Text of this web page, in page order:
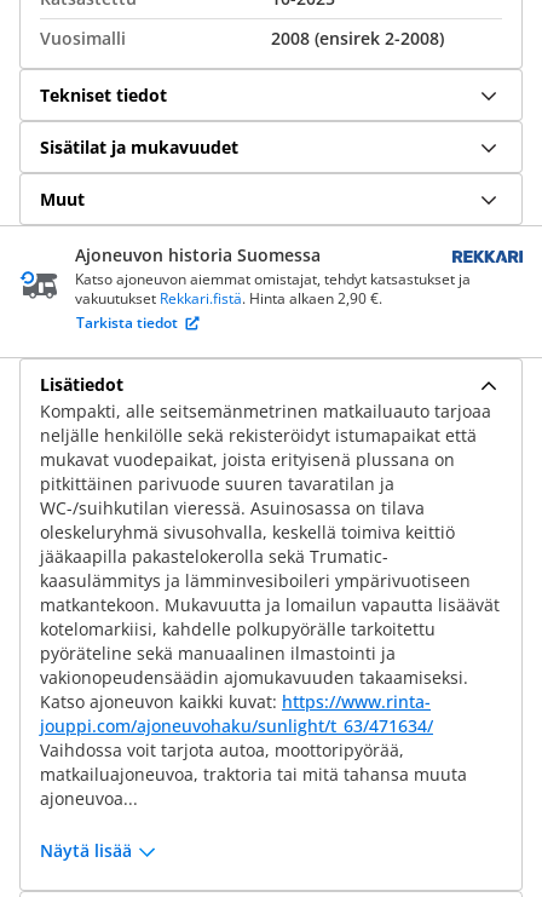
Vuosimalli
2008 (ensirek 2-2008)
Tekniset tiedot
Sisätilat ja mukavuudet
Muut
Ajoneuvon historia Suomessa
Katso ajoneuvon aiemmat omistajat, tehdyt katsastukset ja
vakuutukset Rekkari.fistä. Hinta alkaen 2,90 €.
Tarkista tiedot
Lisätiedot
Kompakti, alle seitsemänmetrinen matkailuauto tarjoaa
neljälle henkilölle sekä rekisteröidyt istumapaikat että
mukavat vuodepaikat, joista erityisenä plussana on
pitkittäinen parivuode suuren tavaratilan ja
WC-/suihkutilan vieressä. Asuinosassa on tilava
oleskeluryhmä sivusohvalla, keskellä toimiva keittiö
jääkaapilla pakastelokerolla sekä Trumatic-
kaasulämmitys ja lämminvesiboileri ympärivuotiseen
matkantekoon. Mukavuutta ja lomailun vapautta lisäävät
kotelomarkiisi, kahdelle polkupyörälle tarkoitettu
pyöräteline sekä manuaalinen ilmastointi ja
vakionopeudensäädin ajomukavuuden takaamiseksi.
Katso ajoneuvon kaikki kuvat: https://www.rinta-
jouppi.com/ajoneuvohaku/sunlight/t_63/471634/
Vaihdossa voit tarjota autoa, moottoripyörää,
matkailuajoneuvoa, traktoria tai mitä tahansa muuta
ajoneuvoa...
Näytä lisää